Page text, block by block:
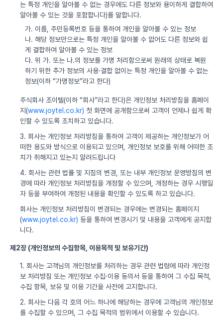
는 특정 개인을 알아볼 수 없는 경우에도 다른 정보와 용이하게 결합하여
알아볼 수 있는 것을 포함합니다)를 말합니다.
가. 이름, 주민등록번호 등을 통하여 개인을 알아볼 수 있는 정보
나. 해당 정보만으로는 특정 개인을 알아볼 수 없어도 다른 정보와 쉽
게 결합하여 알아볼 수 있는 정보
다. 위 가. 또는 나.의 정보를 가명 처리함으로써 원래의 상태로 복원
하기 위한 추가 정보의 사용·결합 없이는 특정 개인을 알아볼 수 없는
정보(이하 “가명정보”라고 한다)
주식회사 조이텔(이하 “회사”라고 한다)은 개인정보 처리방침을 홈페이
지(www.joytel.co.kr) 첫 화면에 공개함으로써 고객이 언제나 쉽게 확
인할 수 있도록 조치하고 있습니다.
3. 회사는 개인정보 처리방침을 통하여 고객이 제공하는 개인정보가 어
떠한 용도와 방식으로 이용되고 있으며, 개인정보 보호를 위해 어떠한 조
치가 취해지고 있는지 알려드립니다
4. 회사는 관련 법률 및 지침의 변경, 또는 내부 개인정보 운영방침의 변
경에 따라 개인정보 처리방침을 개정할 수 있으며, 개정하는 경우 시행일
자 등을 부여하여 개정된 내용을 확인할 수 있도록 하고 있습니다.
회사는 개인정보 처리방침이 변경되는 경우에는 변경되는 홈페이지
(www.joytel.co.kr) 등을 통하여 변경시기 및 내용을 고객에게 공지합
니다.
제2장 (개인정보의 수집항목, 이용목적 및 보유기간)
1. 회사는 고객님의 개인정보를 처리하는 경우 관련 법령에 따라 개인정
보 처리방침 또는 개인정보 수집·이용 동의서 등을 통하여 그 수집 목적,
수집 항목, 보유 및 이용 기간을 사전에 고지합니다.
2. 회사는 다음 각 호의 어느 하나에 해당하는 경우에 고객님의 개인정보
를 수집할 수 있으며, 그 수집 목적의 범위에서 이용할 수 있습니다.